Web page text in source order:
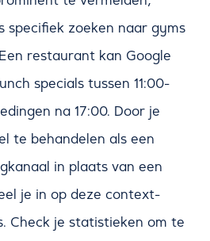
specifiek zoeken naar gyms
restaurant kan Google
specials tussen 11:00-
na 17:00. Door je
te behandelen als een
in plaats van een
je in op deze context-
Check je statistieken om te